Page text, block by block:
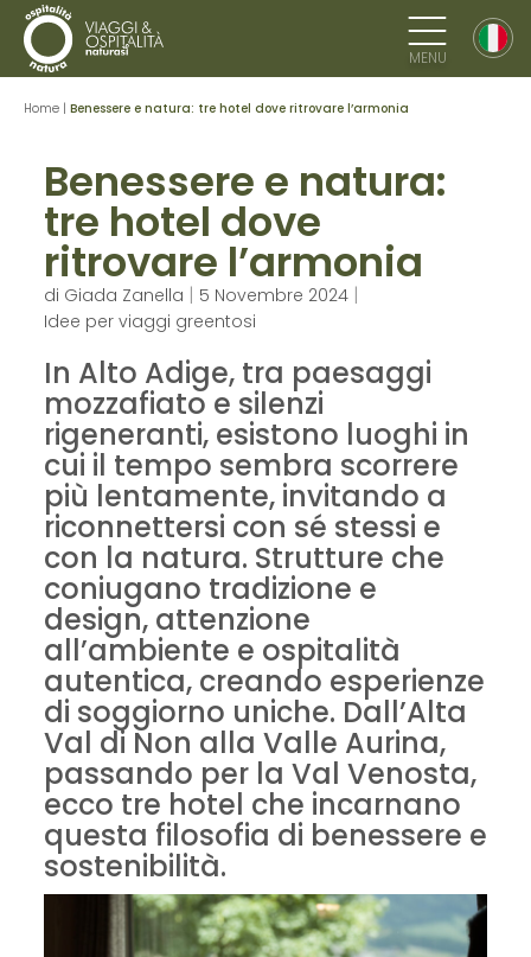
MENU
Home | Benessere e natura: tre hotel dove ritrovare l’armonia
Benessere e natura:
tre hotel dove
ritrovare l’armonia
di Giada Zanella | 5 Novembre 2024 |
Idee per viaggi greentosi
In Alto Adige, tra paesaggi
mozzafiato e silenzi
rigeneranti, esistono luoghi in
cui il tempo sembra scorrere
più lentamente, invitando a
riconnettersi con sé stessi e
con la natura. Strutture che
coniugano tradizione e
design, attenzione
all’ambiente e ospitalità
autentica, creando esperienze
di soggiorno uniche. Dall’Alta
Val di Non alla Valle Aurina,
passando per la Val Venosta,
ecco tre hotel che incarnano
questa filosofia di benessere e
sostenibilità.